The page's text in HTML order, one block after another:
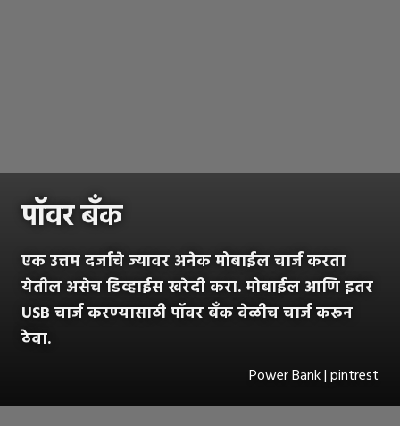
पॉवर बँक
एक उत्तम दर्जाचे ज्यावर अनेक मोबाईल चार्ज करता
येतील असेच डिव्हाईस खरेदी करा. मोबाईल आणि इतर
USB चार्ज करण्यासाठी पॉवर बँक वेळीच चार्ज करून
ठेवा.
Power Bank | pintrest